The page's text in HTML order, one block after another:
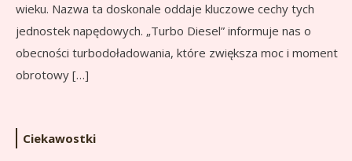
wieku. Nazwa ta doskonale oddaje kluczowe cechy tych
jednostek napędowych. „Turbo Diesel” informuje nas o
obecności turbodoładowania, które zwiększa moc i moment
obrotowy […]
Ciekawostki